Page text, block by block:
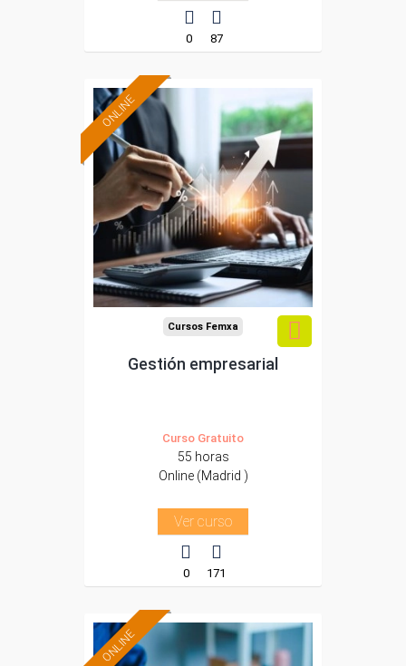
0 87
ONLINE
Formación 100%
subvencionada.
Para trabajadores y
autónomos de Madrid.
Para todos los sectores.
Cursos Femxa
Gestión empresarial
Curso Gratuito
55 horas
Online (Madrid )
Ver curso
0 171
ONLINE